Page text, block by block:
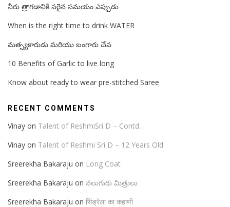
నీరు త్రాగడానికి సరైన సమయం ఎప్పుడు
When is the right time to drink WATER
మత్స్యకారుడు మరియు బంగారు చేప
10 Benefits of Garlic to live long
Know about ready to wear pre-stitched Saree
RECENT COMMENTS
Vinay on Talent of ReshmiSri D – Contd…
Vinay on Talent of Reshmi Sri D – 12 Years Old
Sreerekha Bakaraju on Long Coat
Sreerekha Bakaraju on నలుగురు మిత్రులు
Sreerekha Bakaraju on सिंड्रेला का कहाणी